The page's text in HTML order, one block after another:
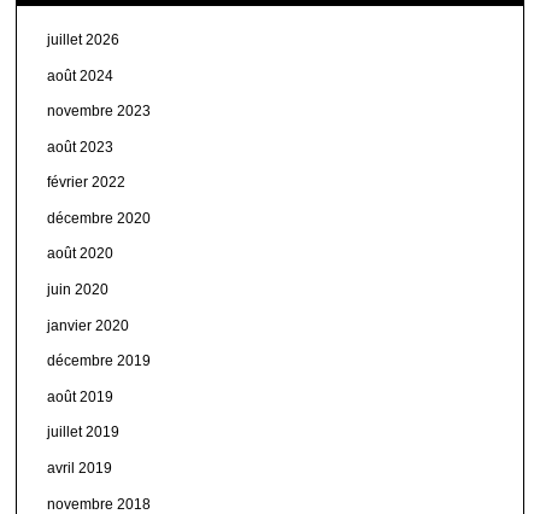
juillet 2026
août 2024
novembre 2023
août 2023
février 2022
décembre 2020
août 2020
juin 2020
janvier 2020
décembre 2019
août 2019
juillet 2019
avril 2019
novembre 2018